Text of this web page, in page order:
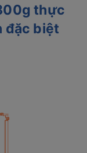
thực
đặc biệt